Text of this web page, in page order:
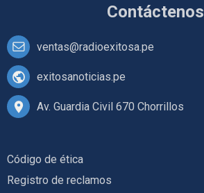
Contáctenos
ventas@radioexitosa.pe
exitosanoticias.pe
Av. Guardia Civil 670 Chorrillos
Código de ética
Registro de reclamos